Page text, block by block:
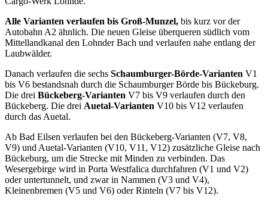
Alle Varianten verlaufen bis Groß-Munzel, bis kurz vor der
Autobahn A2 ähnlich. Die neuen Gleise überqueren südlich vom
Mittellandkanal den Lohnder Bach und verlaufen nahe entlang der
Laubwälder.
Danach verlaufen die sechs Schaumburger-Börde-Varianten V1
bis V6 bestandsnah durch die Schaumburger Börde bis Bückeburg.
Die drei Bückeberg-Varianten V7 bis V9 verlaufen durch den
Bückeberg. Die drei Auetal-Varianten V10 bis V12 verlaufen
durch das Auetal.
Ab Bad Eilsen verlaufen bei den Bückeberg-Varianten (V7, V8,
V9) und Auetal-Varianten (V10, V11, V12) zusätzliche Gleise nach
Bückeburg, um die Strecke mit Minden zu verbinden. Das
Wesergebirge wird in Porta Westfalica durchfahren (V1 und V2)
oder untertunnelt, und zwar in Nammen (V3 und V4),
Kleinenbremen (V5 und V6) oder Rinteln (V7 bis V12).